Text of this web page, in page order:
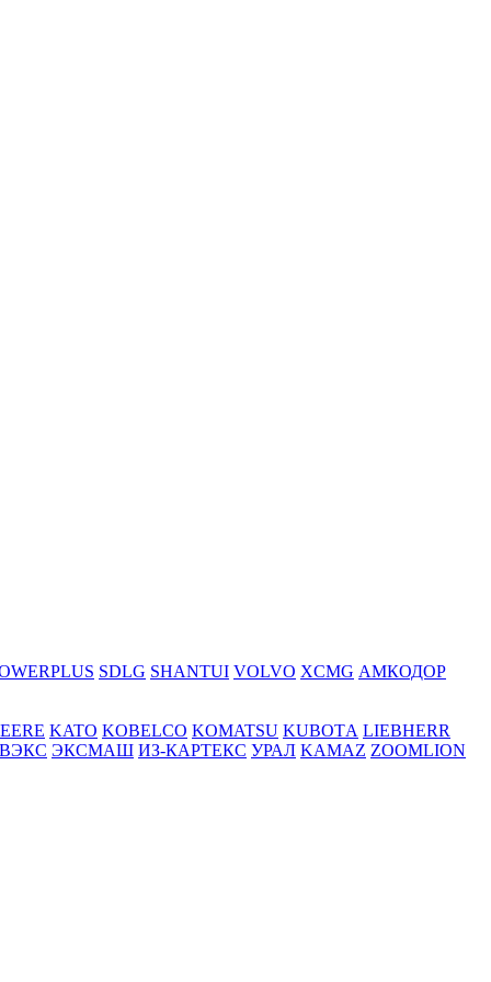
SDLG SHANTUI VOLVO XCMG АМКОДОР
KATO KOBELCO KOMATSU KUBOTА LIEBHERR
ЭКСМАШ ИЗ-КАРТЕКС УРАЛ KAMAZ ZOOMLION